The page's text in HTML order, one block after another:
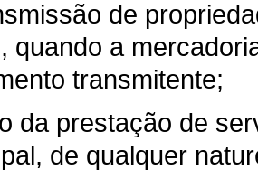
de
quando a
transmitente;
da prestação de
de qualquer